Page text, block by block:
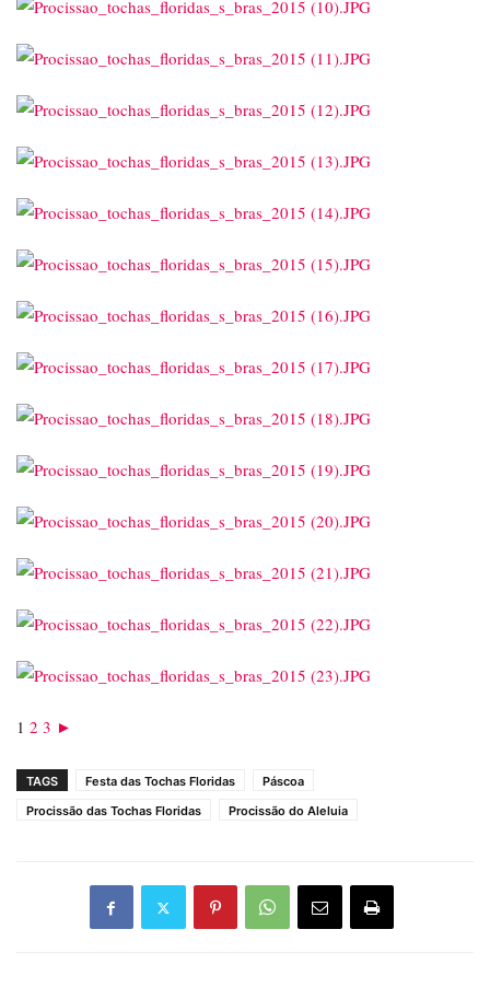
1 2 3 ►
TAGS Festa das Tochas Floridas
Páscoa
Procissão das Tochas Floridas
Procissão do Aleluia